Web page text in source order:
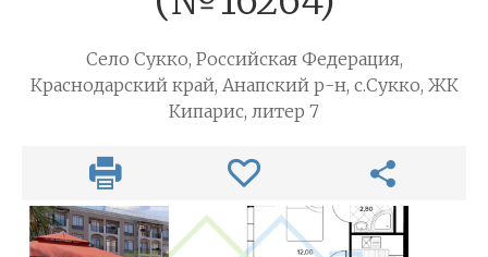
Село Сукко, Российская Федерация,
Краснодарский край, Анапский р-н, с.Сукко, ЖК
Кипарис, литер 7